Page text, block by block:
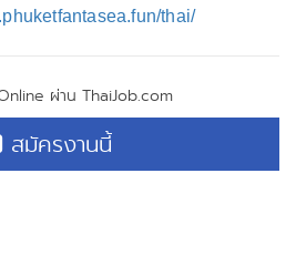
thai/
ผ่าน ThaiJob.com
สมัครงานนี้